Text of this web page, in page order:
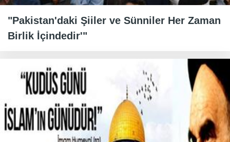
"Pakistan'daki Şiiler ve Sünniler Her Zaman
Birlik İçindedir'"